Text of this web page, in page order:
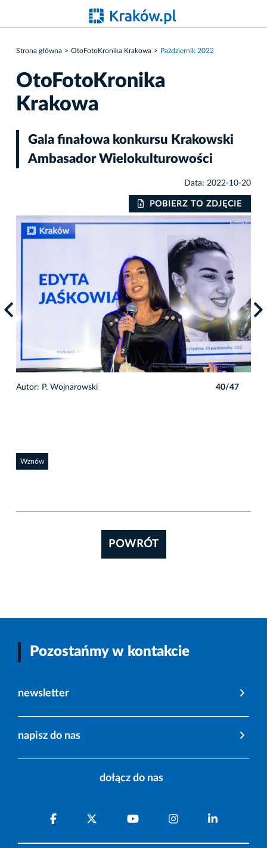
Strona główna OtoFotoKronika Krakowa Październik 2022
OtoFotoKronika
Krakowa
Gala finałowa konkursu Krakowski
Ambasador Wielokulturowości
Data: 2022-10-20
POBIERZ TO ZDJĘCIE
Autor: P. Wojnarowski 40/47
Wznów
POWRÓT
Pozostańmy w kontakcie
newsletter
napisz do nas
dołącz do nas